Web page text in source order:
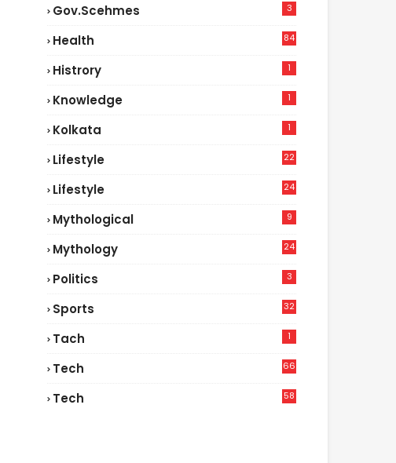
Gov.scehmes 3
Health
84
Histrory 1
Knowledge 1
Kolkata 1
Lifestyle
22
Lifestyle
24
Mythological 9
Mythology 24
Politics 3
Sports 32
Tach 1
Tech
66
Tech
58